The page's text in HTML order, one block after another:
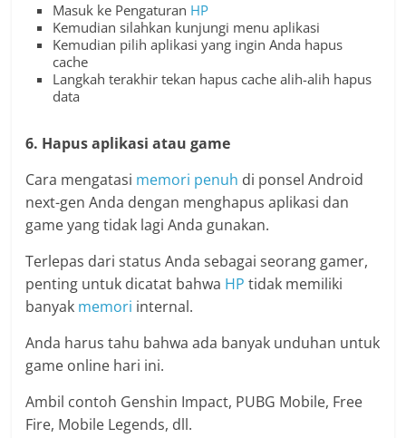
Masuk ke Pengaturan HP
Kemudian silahkan kunjungi menu aplikasi
Kemudian pilih aplikasi yang ingin Anda hapus
cache
Langkah terakhir tekan hapus cache alih-alih hapus
data
6. Hapus aplikasi atau game
Cara mengatasi memori penuh di ponsel Android
next-gen Anda dengan menghapus aplikasi dan
game yang tidak lagi Anda gunakan.
Terlepas dari status Anda sebagai seorang gamer,
penting untuk dicatat bahwa HP tidak memiliki
banyak memori internal.
Anda harus tahu bahwa ada banyak unduhan untuk
game online hari ini.
Ambil contoh Genshin Impact, PUBG Mobile, Free
Fire, Mobile Legends, dll.